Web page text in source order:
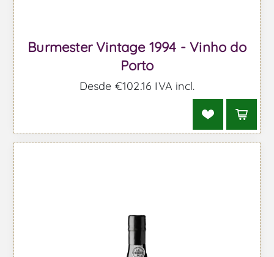
Burmester Vintage 1994 - Vinho do
Porto
Desde €102,16 IVA incl.